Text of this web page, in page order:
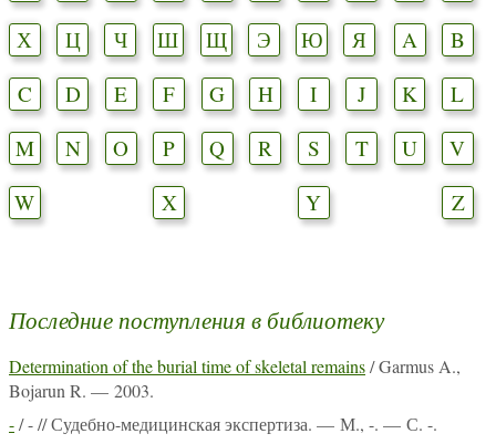
Х
Ц Ч Ш Щ Э Ю Я A
B
C
D E F G H I J K
L
M
N O P Q R S T U
V
W
X Y Z
Последние поступления в библиотеку
Determination of the burial time of skeletal remains/ Garmus A.,
Bojarun R. — 2003.
-/ - // Судебно-медицинская экспертиза. — М., -. — С. -.